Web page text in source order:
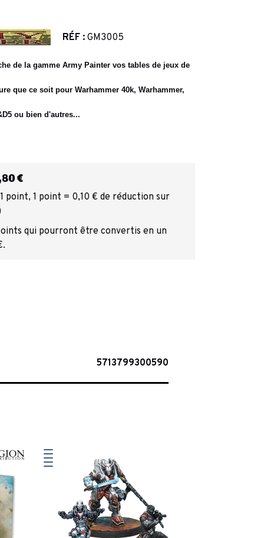
RÉF : GM3005
de la gamme Army Painter vos tables de jeux de
que ce soit pour Warhammer 40k, Warhammer,
ou bien d'autres...
€
point, 1 point = 0,10 € de réduction sur
qui pourront être convertis en un
5713799300590